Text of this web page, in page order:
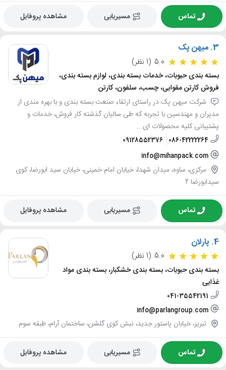
تماس مسیریابی مشاهده پروفایل
3. میهن پک
5.0 (1 نظر)
بسته بندی حبوبات، خدمات بسته بندی، لوازم بسته بندی،
فروش کارتن مقوایی، چسب، سلفون، کارتن
شرکت میهن پک در راستای ارتقاء صنعت بسته بندی و با بهره مندی از
مدیران و مهندسین با تجربه که طی سالیان گذشته کار فروش، خدمات و
پشتیبانی کلیه محصولات ای...
086-42222264
09128552376
info@mihanpack.com
مرکزی، ساوه، میدان شهدا، خیابان امام خمینی، خیابان سید ابورضا، کوی
سیدابورضا 2
تماس مسیریابی مشاهده پروفایل
4. پارلان
5.0 (1 نظر)
بسته بندی حبوبات، بسته بندی خشکبار، بسته بندی مواد
غذایی
041-35542191
info@parlangroup.com
تبریز، خیابان پاستور جدید، نبش کوی گلشن، ساختمان آرام، طبقه سوم
تماس مسیریابی مشاهده پروفایل